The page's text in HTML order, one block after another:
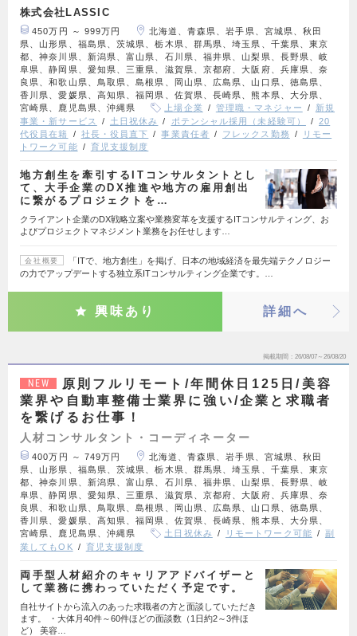
株式会社LASSIC
450万円 ～ 999万円
北海道、青森県、岩手県、宮城県、秋田
県、山形県、福島県、茨城県、栃木県、群馬県、埼玉県、千葉県、東京
都、神奈川県、新潟県、富山県、石川県、福井県、山梨県、長野県、岐
阜県、静岡県、愛知県、三重県、滋賀県、京都府、大阪府、兵庫県、奈
良県、和歌山県、鳥取県、島根県、岡山県、広島県、山口県、徳島県、
香川県、愛媛県、高知県、福岡県、佐賀県、長崎県、熊本県、大分県、
宮崎県、鹿児島県、沖縄県
上場企業 管理職・マネジャー
新規
事業・新サービス
土日祝休み ポテンシャル採用（未経験可）
20
代役員在籍
社長・役員直下 事業責任者 フレックス勤務
リモー
トワーク可能
育児支援制度
地方創生を牽引するITコンサルタントとし
て、大手企業のDX推進や地方の雇用創出
に繋がるプロジェクトを…
クライアント企業のDX戦略立案や業務変革を支援するITコンサルティング、お
よびプロジェクトマネジメント業務をお任せします…
会社概要
「ITで、地方創生」を掲げ、日本の地域経済を最先端テクノロジー
の力でアップデートする独立系ITコンサルティング企業です。…
興味あり 詳細へ
掲載期間 26/08/07～26/08/20
NEW
原則フルリモート/年間休日125日/美容
業界や自動車整備士業界に強い/企業と求職者
を繋げるお仕事！
人材コンサルタント・コーディネーター
400万円 ～ 749万円
北海道、青森県、岩手県、宮城県、秋田
県、山形県、福島県、茨城県、栃木県、群馬県、埼玉県、千葉県、東京
都、神奈川県、新潟県、富山県、石川県、福井県、山梨県、長野県、岐
阜県、静岡県、愛知県、三重県、滋賀県、京都府、大阪府、兵庫県、奈
良県、和歌山県、鳥取県、島根県、岡山県、広島県、山口県、徳島県、
香川県、愛媛県、高知県、福岡県、佐賀県、長崎県、熊本県、大分県、
宮崎県、鹿児島県、沖縄県
土日祝休み リモートワーク可能
副
業してもOK
育児支援制度
両手型人材紹介のキャリアアドバイザーと
して業務に携わっていただく予定です。
自社サイトから流入のあった求職者の方と面談していただき
ます。 ・大体月40件～60件ほどの面談数（1日約2～3件ほ
ど） 美容…